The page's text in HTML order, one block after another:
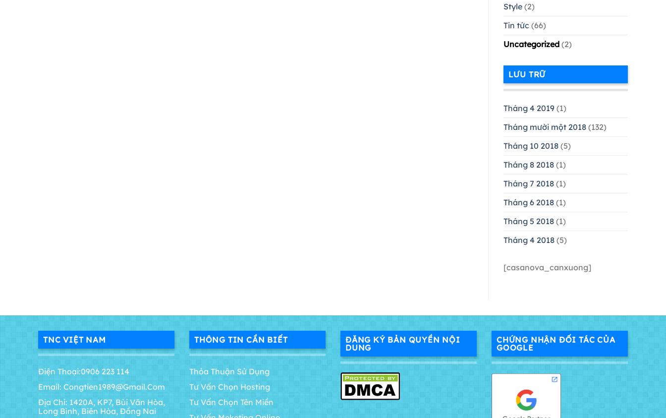
Style(2)
Tin tức (66)
Uncategorized(2)
LƯU TRỮ
Tháng 4 2019(1)
Tháng mười một 2018(132)
Tháng 10 2018(5)
Tháng 8 2018(1)
Tháng 7 2018(1)
Tháng 6 2018(1)
Tháng 5 2018(1)
Tháng 4 2018(5)
[casanova_canxuong]
TNC VIỆT NAM
Điện Thoại:0906 223 114
Email: Congtien1989@gmail.com
Địa Chỉ: 1420A, KP7, Bùi Văn Hòa,
Long Bình, Biên Hòa, Đồng Nai
THÔNG TIN CẦN BIẾT
Thỏa Thuận Sử Dụng
Tư Vấn Chọn Hosting
Tư Vấn Chọn Tên Miền
ĐĂNG KÝ BẢN QUYỀN NỘI
DUNG
CHỨNG NHẬN ĐỐI TÁC CỦA
GOOGLE